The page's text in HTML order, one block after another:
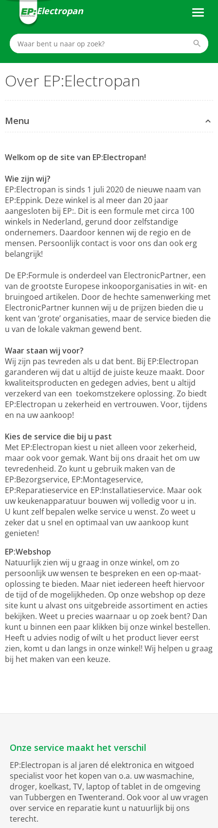
Electropan
Over EP:Electropan
Menu
Welkom op de site van EP:Electropan!
Wie zijn wij?
EP:Electropan is sinds 1 juli 2020 de nieuwe naam van
EP:Eppink. Deze winkel is al meer dan 20 jaar
aangesloten bij EP:. Dit is een formule met circa 100
winkels in Nederland, gerund door zelfstandige
ondernemers. Daardoor kennen wij de regio en de
mensen. Persoonlijk contact is voor ons dan ook erg
belangrijk!
De EP:Formule is onderdeel van ElectronicPartner, een
van de grootste Europese inkooporganisaties in wit- en
bruingoed artikelen. Door de hechte samenwerking met
ElectronicPartner kunnen wij u de prijzen bieden die u
kent van ‘grote’ organisaties, maar de service bieden die
u van de lokale vakman gewend bent.
Waar staan wij voor?
Wij zijn pas tevreden als u dat bent. Bij EP:Electropan
garanderen wij dat u altijd de juiste keuze maakt. Door
kwaliteitsproducten en gedegen advies, bent u altijd
verzekerd van een toekomstzekere oplossing. Zo biedt
EP:Electropan u zekerheid en vertrouwen. Voor, tijdens
en na uw aankoop!
Kies de service die bij u past
Met EP:Electropan kiest u niet alleen voor zekerheid,
maar ook voor gemak. Want bij ons draait het om uw
tevredenheid. Zo kunt u gebruik maken van de
EP:Bezorgservice, EP:Montageservice,
EP:Reparatieservice en EP:Installatieservice. Maar ook
uw keukenapparatuur bouwen wij volledig voor u in.
U kunt zelf bepalen welke service u wenst. Zo weet u
zeker dat u snel en optimaal van uw aankoop kunt
genieten!
EP:Webshop
Natuurlijk zien wij u graag in onze winkel, om zo
persoonlijk uw wensen te bespreken en een op-maat-
oplossing te bieden. Maar niet iedereen heeft hiervoor
de tijd of de mogelijkheden. Op onze webshop op deze
site kunt u alvast ons uitgebreide assortiment en acties
bekijken. Weet u precies waarnaar u op zoek bent? Dan
kunt u binnen een paar klikken bij onze winkel bestellen.
Heeft u advies nodig of wilt u het product liever eerst
zien, komt u dan langs in onze winkel! Wij helpen u graag
bij het maken van een keuze.
Onze service maakt het verschil
EP:Electropan is al jaren dé elektronica en witgoed
specialist voor het kopen van o.a. uw wasmachine,
droger, koelkast, TV, laptop of tablet in de omgeving
van Tubbergen en Twenterand. Ook voor al uw vragen
over service en reparatie kunt u natuurlijk bij ons
terecht.